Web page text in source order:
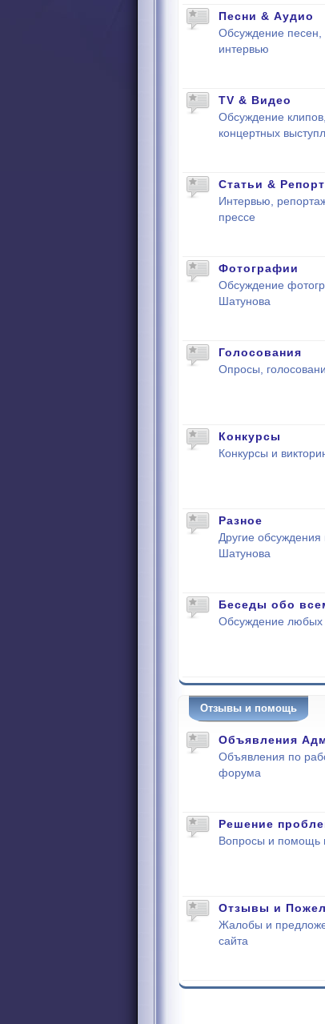
Песни & Аудио
Обсуждение песен,
интервью
TV & Видео
Обсуждение
концертных
Статьи &
Интервью,
прессе
Фотографии
Обсуждение
Шатунова
Голосования
Опросы,
Конкурсы
Конкурсы и
Разное
Другие
Шатунова
Беседы обо
Обсуждение любых
Отзывы и помощь
Объявления
Объявления по
форума
Решение
Вопросы и помощь
Отзывы и
Жалобы и
сайта